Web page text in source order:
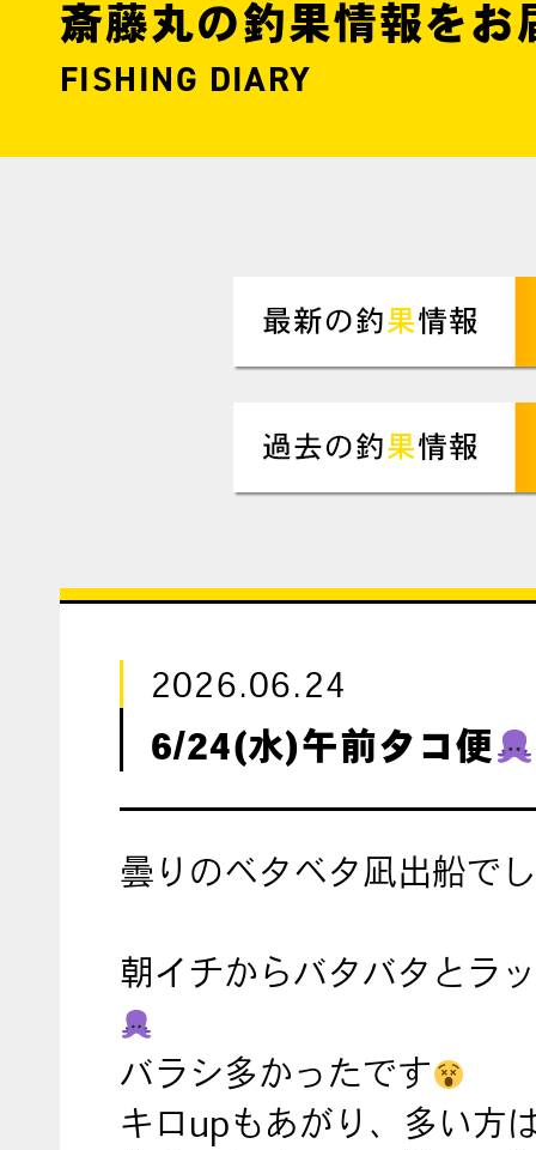
斎藤丸の釣果情報をお
FISHING DIARY
2026.06.24
6/24(水)午前タコ便
曇りのベタベタ凪出船で
朝イチからバタバタとラ
バラシ多かったです
キロupもあがり、多い方